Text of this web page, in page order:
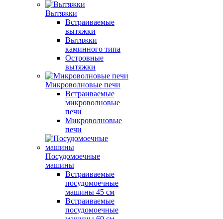
Вытяжки
Встраиваемые
вытяжки
Вытяжки
каминного типа
Островные
вытяжки
Микроволновые печи
Встраиваемые
микроволновые
печи
Микроволновые
печи
Посудомоечные
машины
Встраиваемые
посудомоечные
машины 45 см
Встраиваемые
посудомоечные